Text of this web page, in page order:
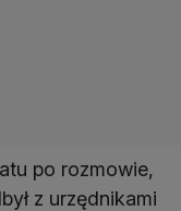
po rozmowie,
z urzędnikami